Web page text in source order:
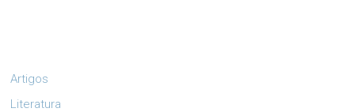
Artigos
Literatura